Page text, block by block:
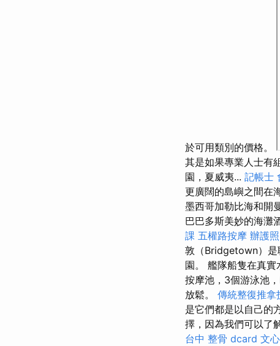
於可用類別的價格。
其是如果專業人士有
園，夏威夷... 記帳士
更廣闊的島嶼之間在
墨西哥加勒比海和開
巴巴多斯美妙的海灘
課 五權路按摩 辦護照
敦（Bridgetown）是
園。 艦隊船隻在真實
按摩池，3個游泳池
放鬆。 傳統整復推拿
是它們都是以自己的
擇，因為我們可以了
台中 整骨 dcard 文